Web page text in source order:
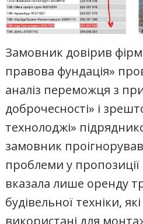
Замовник довірив
правова фундація»
аналіз переможця з
доброчесності» і
технолоджі»
замовник
проблеми у
вказала лише оренду
будівельної техніки,
використані для